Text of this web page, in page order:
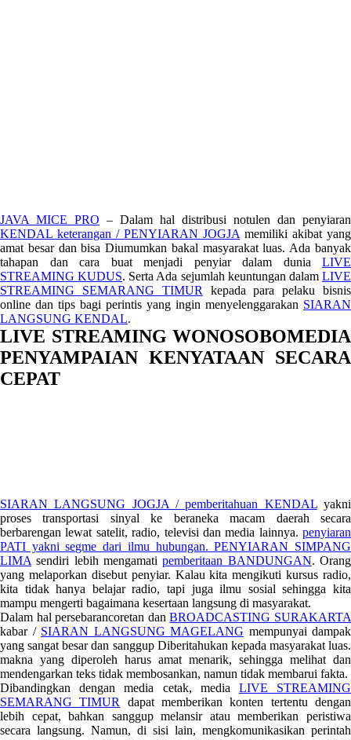
JAVA MICE PRO – Dalam hal distribusi notulen dan penyiaran
KENDAL keterangan / PENYIARAN JOGJA memiliki akibat yang
amat besar dan bisa Diumumkan bakal masyarakat luas. Ada banyak
tahapan dan cara buat menjadi penyiar dalam dunia LIVE
STREAMING KUDUS. Serta Ada sejumlah keuntungan dalamLIVE
STREAMING SEMARANG TIMUR kepada para pelaku bisnis
online dan tips bagi perintis yang ingin menyelenggarakan SIARAN
LANGSUNG KENDAL.
LIVE STREAMING WONOSOBOMEDIA
PENYAMPAIAN KENYATAAN SECARA
CEPAT
SIARAN LANGSUNG JOGJA / pemberitahuan KENDALyakni
proses transportasi sinyal ke beraneka macam daerah secara
berbarengan lewat satelit, radio, televisi dan media lainnya. penyiaran
PATI yakni segme dari ilmu hubungan.PENYIARAN SIMPANG
LIMA sendiri lebih mengamatipemberitaan BANDUNGAN. Orang
yang melaporkan disebut penyiar. Kalau kita mengikuti kursus radio,
kita tidak hanya belajar radio, tapi juga ilmu sosial sehingga kita
mampu mengerti bagaimana kesertaan langsung di masyarakat.
Dalam hal persebarancoretan danBROADCASTING SURAKARTA
kabar / SIARAN LANGSUNG MAGELANG mempunyai dampak
yang sangat besar dan sanggup Diberitahukan kepada masyarakat luas.
makna yang diperoleh harus amat menarik, sehingga melihat dan
mendengarkan teks tidak membosankan, namun tidak membarui fakta.
Dibandingkan dengan media cetak, media LIVE STREAMING
SEMARANG TIMUR
dapat memberikan konten tertentu dengan
lebih cepat, bahkan sanggup melansir atau memberikan peristiwa
secara langsung. Namun, di sisi lain, mengkomunikasikan perintah